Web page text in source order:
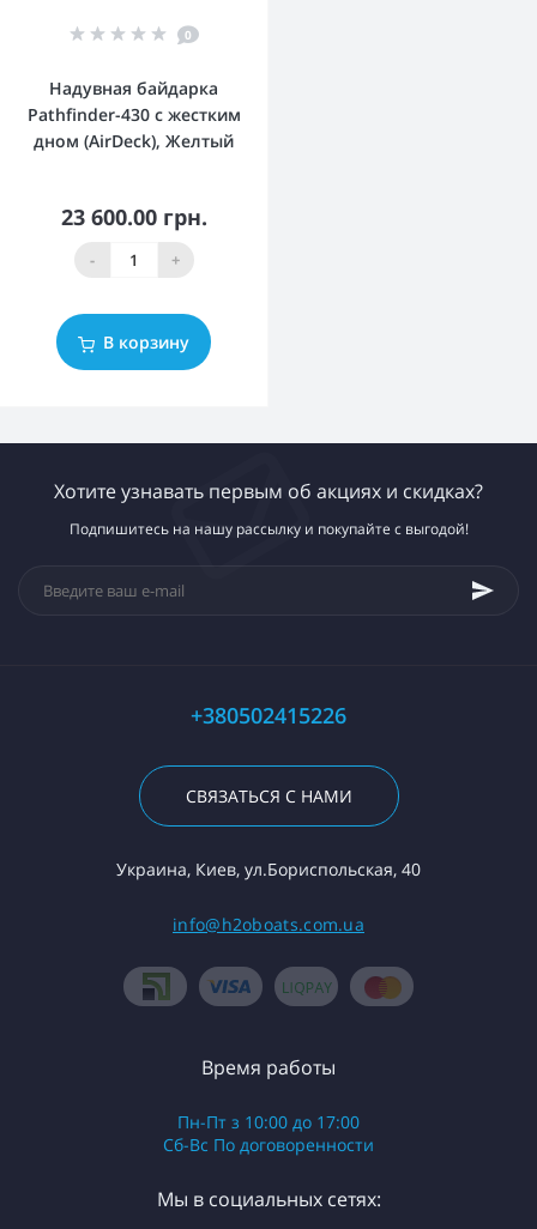
0
Надувная байдарка
Pathfinder-430 с жестким
дном (AirDeck), Желтый
23 600.00 грн.
- +
В корзину
Хотите узнавать первым об акциях и скидках?
Подпишитесь на нашу рассылку и покупайте с выгодой!
+380502415226
СВЯЗАТЬСЯ С НАМИ
Украина, Киев, ул.Бориспольская, 40
info@h2oboats.com.ua
Время работы
Пн-Пт з 10:00 до 17:00
Сб-Вс По договоренности
Мы в социальных сетях: